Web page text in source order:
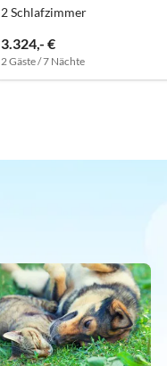
2 Schlafzimmer
3.324,- €
2 Gäste / 7 Nächte